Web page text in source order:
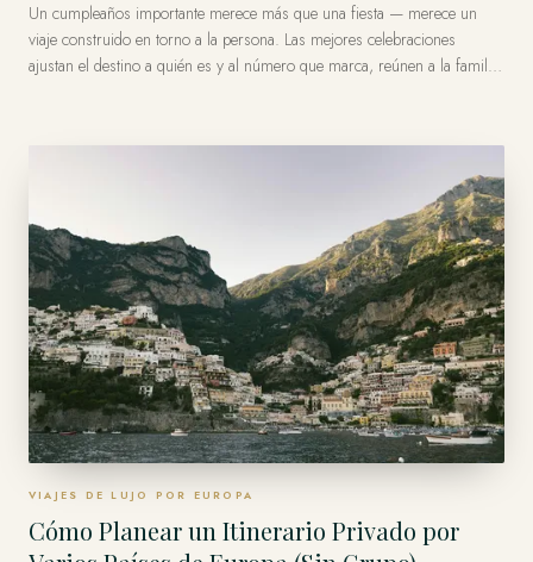
Un cumpleaños importante merece más que una fiesta — merece un
viaje construido en torno a la persona. Las mejores celebraciones
ajustan el destino a quién es y al número que marca, reúnen a la familia
la logística del grupo y la sorpresa, para que el homenajeado
VIAJES DE LUJO POR EUROPA
Cómo Planear un Itinerario Privado por